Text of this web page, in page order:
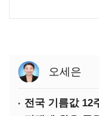
오세은